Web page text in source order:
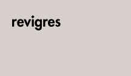
Aller au contenu principal